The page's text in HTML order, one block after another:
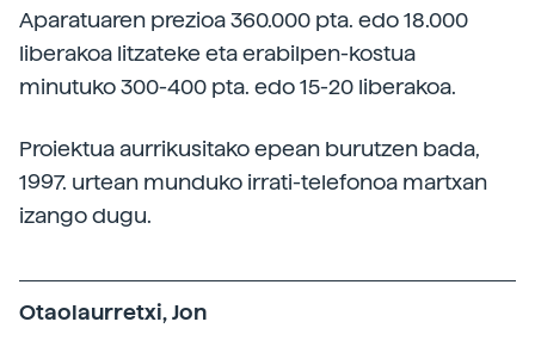
Aparatuaren prezioa 360.000 pta. edo 18.000
liberakoa litzateke eta erabilpen-kostua
minutuko 300-400 pta. edo 15-20 liberakoa.
Proiektua aurrikusitako epean burutzen bada,
1997. urtean munduko irrati-telefonoa martxan
izango dugu.
Otaolaurretxi, Jon